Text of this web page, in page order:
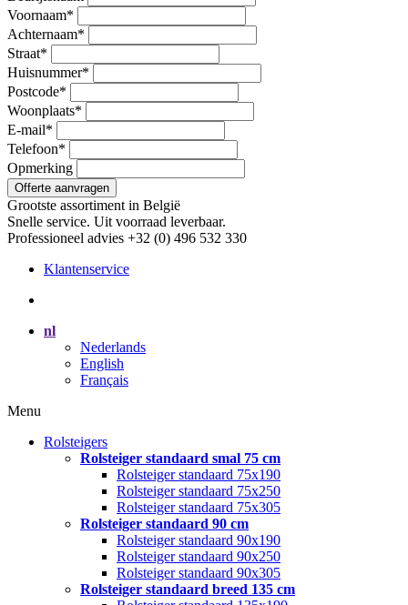
Voornaam*
Achternaam*
Straat*
Huisnummer*
Postcode*
Woonplaats*
E-mail*
Telefoon*
Opmerking
Offerte aanvragen
Grootste assortiment in België
Snelle service. Uit voorraad leverbaar.
Professioneel advies +32 (0) 496 532 330
Klantenservice
nl
Nederlands
English
Français
Menu
Rolsteigers
Rolsteiger standaard smal 75 cm
Rolsteiger standaard 75x190
Rolsteiger standaard 75x250
Rolsteiger standaard 75x305
Rolsteiger standaard 90 cm
Rolsteiger standaard 90x190
Rolsteiger standaard 90x250
Rolsteiger standaard 90x305
Rolsteiger standaard breed 135 cm